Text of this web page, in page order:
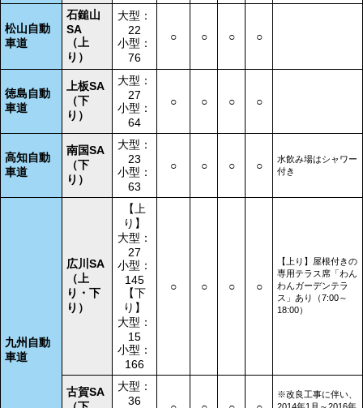
松山自動
車道
石鎚山
SA
（上
り）
大型：
22
小型：
76
○ ○ ○ ○
徳島自動
車道
上板SA
（下
り）
大型：
27
小型：
64
○ ○ ○ ○
高知自動
車道
南国SA
（下
り）
大型：
23
小型：
63
○ ○ ○ ○
水飲み場はシャワー
付き
九州自動
車道
広川SA
（上
り・下
り）
【上
り】
大型：
27
小型：
145
【下
り】
大型：
15
小型：
166
○ ○ ○ ○
【上り】屋根付きの
専用テラス席「わん
わんガーデンテラ
ス」あり（7:00～
18:00）
古賀SA
大型：
36
※改良工事に伴い、